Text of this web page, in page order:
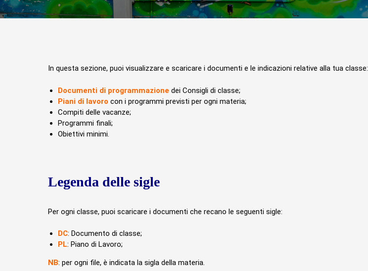
In questa sezione, puoi visualizzare e scaricare i documenti e le indicazioni relative alla tua classe:
Documenti di programmazione dei Consigli di classe;
Piani di lavoro con i programmi previsti per ogni materia;
Compiti delle vacanze;
Programmi finali;
Obiettivi minimi.
Legenda delle sigle
Per ogni classe, puoi scaricare i documenti che recano le seguenti sigle:
DC: Documento di classe;
PL: Piano di Lavoro;
NB: per ogni file, è indicata la sigla della materia.